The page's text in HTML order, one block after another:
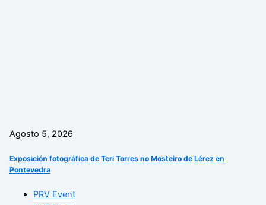
Agosto 5, 2026
Exposición fotográfica de Teri Torres no Mosteiro de Lérez en
Pontevedra
PRV Event